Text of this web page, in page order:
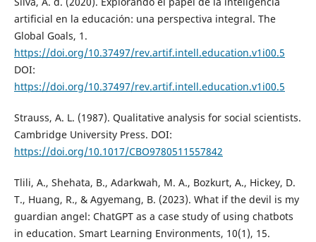
artificial en la educación: una perspectiva integral. The
Global Goals, 1.
https://doi.org/10.37497/rev.artif.intell.education.v1i00.5
DOI:
https://doi.org/10.37497/rev.artif.intell.education.v1i00.5
Strauss, A. L. (1987). Qualitative analysis for social scientists.
Cambridge University Press. DOI:
https://doi.org/10.1017/CBO9780511557842
Tlili, A., Shehata, B., Adarkwah, M. A., Bozkurt, A., Hickey, D.
T., Huang, R., & Agyemang, B. (2023). What if the devil is my
guardian angel: ChatGPT as a case study of using chatbots
in education. Smart Learning Environments, 10(1), 15.